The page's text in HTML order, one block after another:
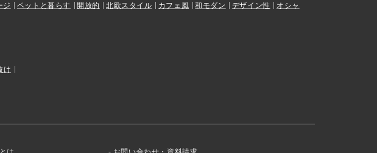
ジ ペットと暮らす 開放的 北欧スタイル カフェ風 和モダン デザイン性
オシャ
け